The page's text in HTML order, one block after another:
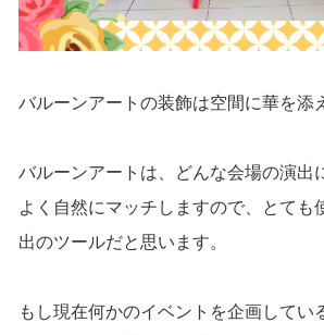
バルーンアートの装飾は空間に華を添
バルーンアートは、どんな会場の演出
よく自然にマッチしますので、とても
出のツールだと思います。
もし現在何かのイベントを企画してい